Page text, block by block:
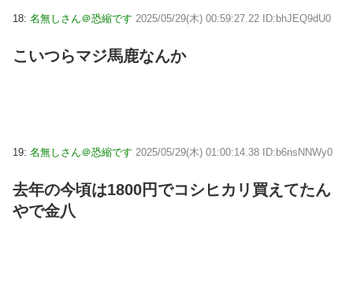
18: 名無しさん＠恐縮です 2025/05/29(木) 00:59:27.22 ID:bhJEQ9dU0
こいつらマジ馬鹿なんか
19: 名無しさん＠恐縮です 2025/05/29(木) 01:00:14.38 ID:b6nsNNWy0
去年の今頃は1800円でコシヒカリ買えてたん
やで金八